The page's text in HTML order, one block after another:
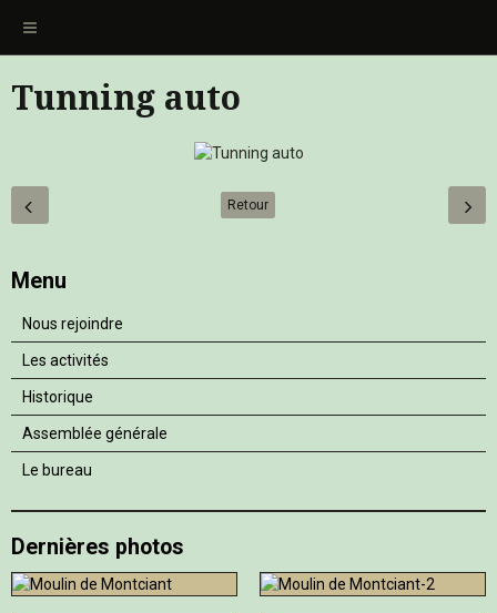
Tunning auto
Retour
Menu
Nous rejoindre
Les activités
Historique
Assemblée générale
Le bureau
Dernières photos